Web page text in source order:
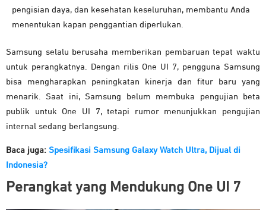
pengisian daya, dan kesehatan keseluruhan, membantu Anda
menentukan kapan penggantian diperlukan.
Samsung selalu berusaha memberikan pembaruan tepat waktu
untuk perangkatnya. Dengan rilis One UI 7, pengguna Samsung
bisa mengharapkan peningkatan kinerja dan fitur baru yang
menarik. Saat ini, Samsung belum membuka pengujian beta
publik untuk One UI 7, tetapi rumor menunjukkan pengujian
internal sedang berlangsung.
Baca juga: Spesifikasi Samsung Galaxy Watch Ultra, Dijual di
Indonesia?
Perangkat yang Mendukung One UI 7